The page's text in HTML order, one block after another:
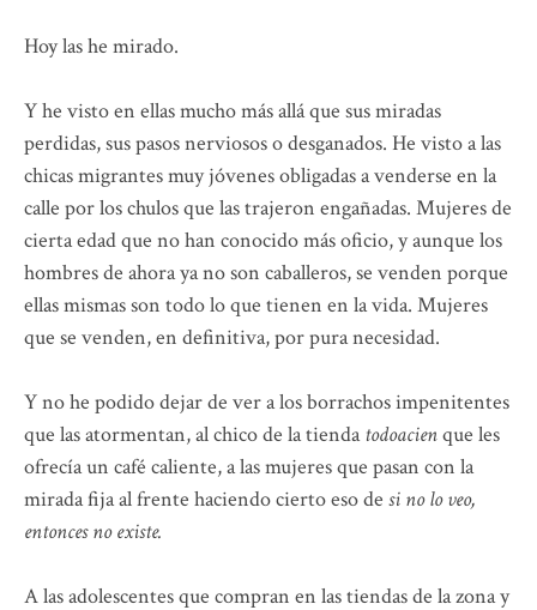
Hoy las he mirado.
Y he visto en ellas mucho más allá que sus miradas
perdidas, sus pasos nerviosos o desganados. He visto a las
chicas migrantes muy jóvenes obligadas a venderse en la
calle por los chulos que las trajeron engañadas. Mujeres de
cierta edad que no han conocido más oficio, y aunque los
hombres de ahora ya no son caballeros, se venden porque
ellas mismas son todo lo que tienen en la vida. Mujeres
que se venden, en definitiva, por pura necesidad.
Y no he podido dejar de ver a los borrachos impenitentes
que las atormentan, al chico de la tiendatodoacienque les
ofrecía un café caliente, a las mujeres que pasan con la
mirada fija al frente haciendo cierto eso de si no lo veo,
entonces no existe.
A las adolescentes que compran en las tiendas de la zona y